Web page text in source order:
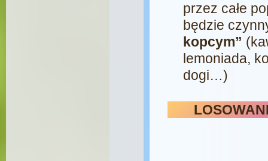
przez całe
będzie
kopcym”
lemoniada,
dogi…)